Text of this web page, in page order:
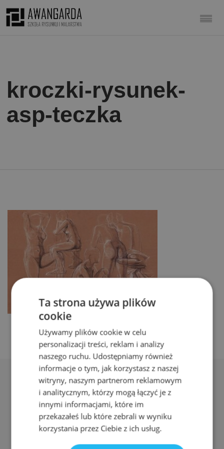
kroczki-rysunek-
asp-teczka
Adres:
ul. Nyska 61a, Wrocław 50-505
Ta strona używa plików
cookie
Używamy plików cookie w celu
personalizacji treści, reklam i analizy
naszego ruchu. Udostępniamy również
informacje o tym, jak korzystasz z naszej
witryny, naszym partnerom reklamowym
i analitycznym, którzy mogą łączyć je z
innymi informacjami, które im
przekazałeś lub które zebrali w wyniku
korzystania przez Ciebie z ich usług.